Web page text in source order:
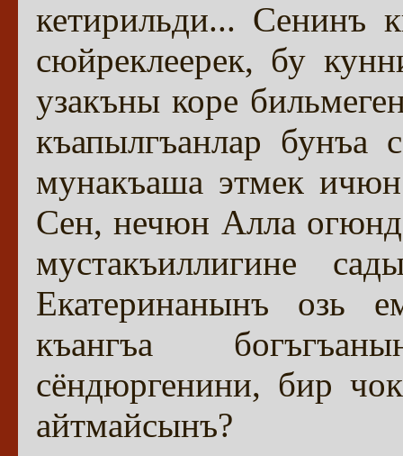
кетирильди... Сенинъ
сюйреклеерек, бу
узакъны коре
къапылгъанлар бунъа
мунакъаша этмек
Сен, нечюн Алла
мустакъиллигине
Екатеринанынъ озь
къангъа
сёндюргенини, бир
айтмайсынъ?